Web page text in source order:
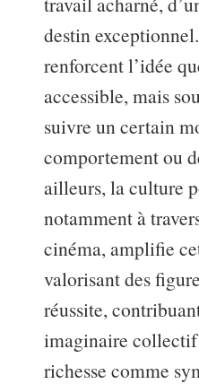
destin
renforcent l’idée
accessible, mais
suivre un certain
comportement ou
ailleurs, la culture
notamment à
cinéma, amplifie
valorisant des
réussite,
imaginaire
richesse comme